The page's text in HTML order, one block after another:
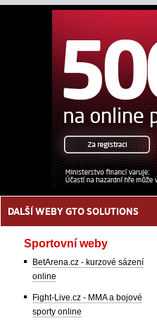
DALŠÍ WEBY GTO SOLUTIONS
Sportovní weby
BetArena.cz - kurzové sázení
online
Fight-Live.cz - MMA a bojové
sporty online